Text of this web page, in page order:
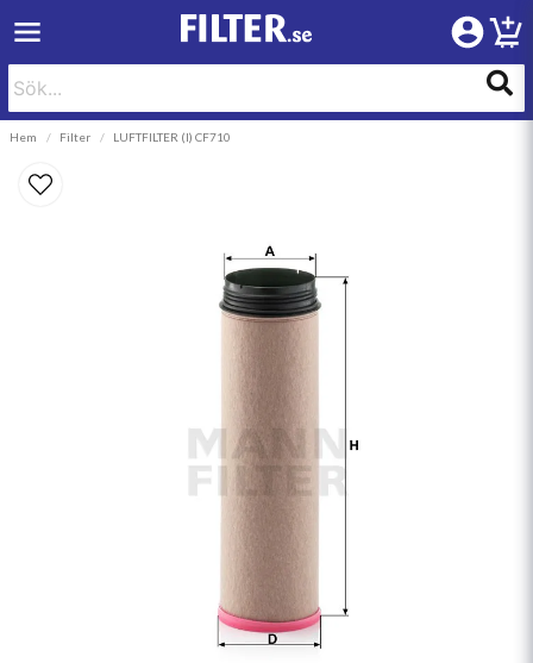
Hem Filter LUFTFILTER (I) CF710